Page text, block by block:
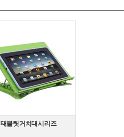
태블릿거치대시리즈